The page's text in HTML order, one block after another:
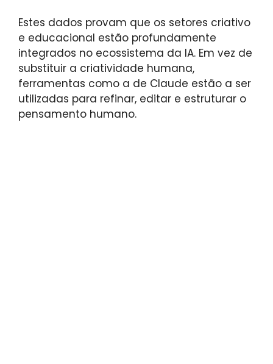
Estes dados provam que os setores criativo
e educacional estão profundamente
integrados no ecossistema da IA. Em vez de
substituir a criatividade humana,
ferramentas como a de Claude estão a ser
utilizadas para refinar, editar e estruturar o
pensamento humano.